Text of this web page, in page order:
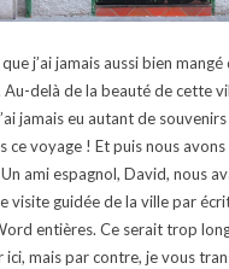
j’ai jamais aussi bien mangé
delà de la beauté de cette
jamais eu autant de
ce voyage ! Et puis nous avons
ami espagnol, David, nous
visite guidée de la ville par
entières. Ce serait trop
ici, mais par contre, je vous